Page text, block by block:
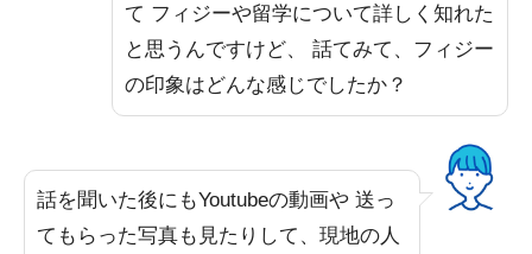
て フィジーや留学について詳しく知れた
と思うんですけど、 話てみて、フィジー
の印象はどんな感じでしたか？
話を聞いた後にもYoutubeの動画や 送っ
てもらった写真も見たりして、現地の人